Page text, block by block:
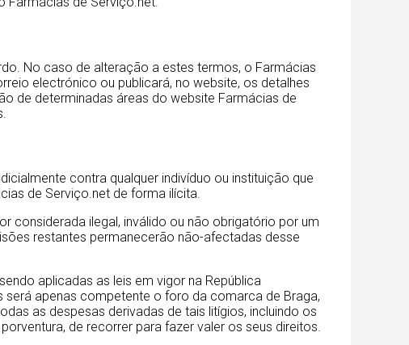
No caso de alteração a estes termos, o Farmácias
electrónico ou publicará, no website, os detalhes
de determinadas áreas do website Farmácias de
contra qualquer indivíduo ou instituição que
de Serviço.net de forma ilícita.
considerada ilegal, inválido ou não obrigatório por um
restantes permanecerão não-afectadas desse
aplicadas as leis em vigor na República
será apenas competente o foro da comarca de Braga,
as despesas derivadas de tais litígios, incluindo os
de recorrer para fazer valer os seus direitos.